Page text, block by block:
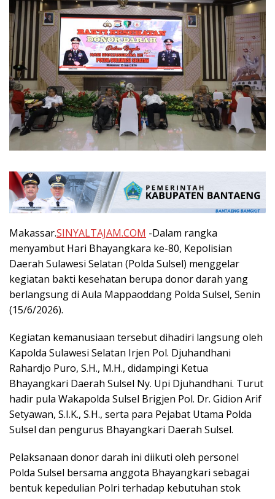
Makassar.SINYALTAJAM.COM -Dalam rangka
menyambut Hari Bhayangkara ke-80, Kepolisian
Daerah Sulawesi Selatan (Polda Sulsel) menggelar
kegiatan bakti kesehatan berupa donor darah yang
berlangsung di Aula Mappaoddang Polda Sulsel, Senin
(15/6/2026).
Kegiatan kemanusiaan tersebut dihadiri langsung oleh
Kapolda Sulawesi Selatan Irjen Pol. Djuhandhani
Rahardjo Puro, S.H., M.H., didampingi Ketua
Bhayangkari Daerah Sulsel Ny. Upi Djuhandhani. Turut
hadir pula Wakapolda Sulsel Brigjen Pol. Dr. Gidion Arif
Setyawan, S.I.K., S.H., serta para Pejabat Utama Polda
Sulsel dan pengurus Bhayangkari Daerah Sulsel.
Pelaksanaan donor darah ini diikuti oleh personel
Polda Sulsel bersama anggota Bhayangkari sebagai
bentuk kepedulian Polri terhadap kebutuhan stok